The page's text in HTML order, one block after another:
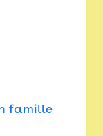
famille